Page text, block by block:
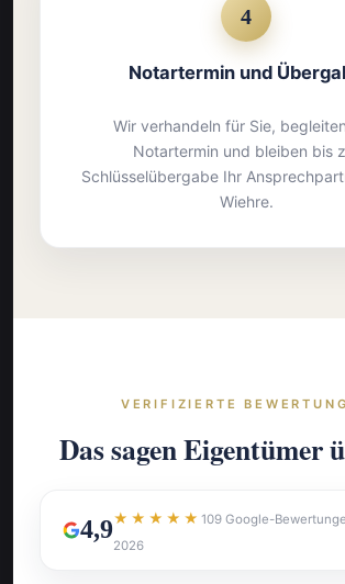
4
Notartermin und
Wir verhandeln für Sie,
Notartermin und bleiben bis
Schlüsselübergabe Ihr
Wiehre.
VERIFIZIERTE
Das sagen Eigentümer
4,9★★★★★109 Google-
2026